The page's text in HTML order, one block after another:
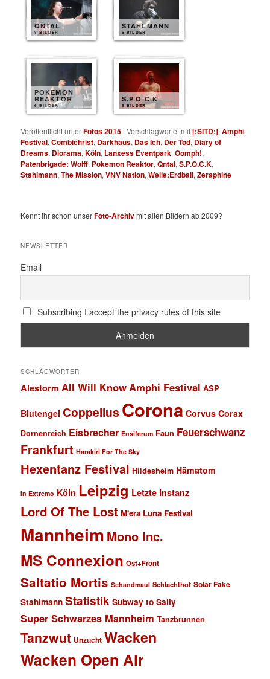
QNTAL
8 BILDER
STAHLMANN
6 BILDER
POKEMON
REAKTOR
6 BILDER
S.P.O.C.K
6 BILDER
Veröffentlicht unterFotos 2015 |Verschlagwortet mit[:SITD:],Amphi
Festival,Combichrist, Darkhaus, Das Ich, Der Tod, Diary of
Dreams, Diorama,Köln, Lanxess Eventpark,Oomph!,
Patenbrigade: Wolff, Pokemon Reaktor,Qntal,S.P.O.C.K,
Stahlmann,The Mission,VNV Nation,Welle:Erdball,Zeraphine
Kennt ihr schon unserFoto-Archivmit alten Bildern ab 2009?
NEWSLETTER
Email
Subscribing I accept the privacy rules of this site
SCHLAGWÖRTER
Alestorm All Will KnowAmphi Festival ASP
Blutengel Coppelius Corona Corvus Corax
Dornenreich Eisbrecher Ensiferum Faun Feuerschwanz
Frankfurt Harakiri For The Sky
Hexentanz Festival Hildesheim Hämatom
In Extremo Köln Leipzig Letzte Instanz
Lord Of The Lost M'era Luna Festival
Mannheim Mono Inc.
MS Connexion Ost+Front
Saltatio Mortis Schandmaul Schlachthof Solar Fake
Stahlmann Statistik Subway to Sally
Super Schwarzes Mannheim Tanzbrunnen
Tanzwut Unzucht Wacken
Wacken Open Air